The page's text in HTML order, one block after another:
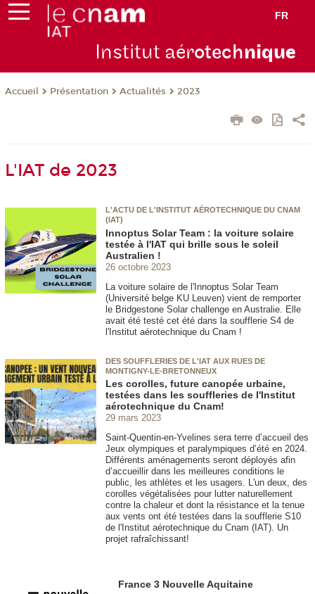
FR
Institut aérotechnique
Accueil Présentation Actualités 2023
L'IAT de 2023
L'ACTU DE L'INSTITUT AÉROTECHNIQUE DU CNAM
(IAT)
Innoptus Solar Team : la voiture solaire
testée à l'IAT qui brille sous le soleil
Australien !
26 octobre 2023
La voiture solaire de l'Innoptus Solar Team
(Université belge KU Leuven) vient de remporter
le Bridgestone Solar challenge en Australie. Elle
avait été testé cet été dans la soufflerie S4 de
l'Institut aérotechnique du Cnam !
DES SOUFFLERIES DE L'IAT AUX RUES DE
MONTIGNY-LE-BRETONNEUX
Les corolles, future canopée urbaine,
testées dans les souffleries de l'Institut
aérotechnique du Cnam!
29 mars 2023
Saint-Quentin-en-Yvelines sera terre d’accueil des
Jeux olympiques et paralympiques d’été en 2024.
Différents aménagements seront déployés afin
d’accueillir dans les meilleures conditions le
public, les athlètes et les usagers. L'un deux, des
corolles végétalisées pour lutter naturellement
contre la chaleur et dont la résistance et la tenue
aux vents ont été testées dans la soufflerie S10
de l'Institut aérotechnique du Cnam (IAT). Un
projet rafraîchissant!
France 3 Nouvelle Aquitaine